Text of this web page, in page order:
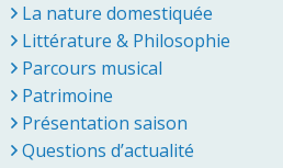
La nature domestiquée
Littérature & Philosophie
Parcours musical
Patrimoine
Présentation saison
Questions d’actualité